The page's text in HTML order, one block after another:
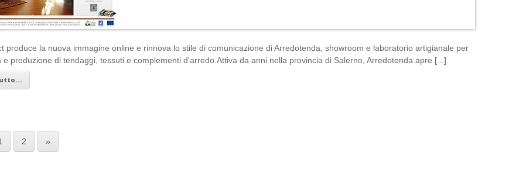
produce la nuova immagine online e rinnova lo stile di comunicazione di Arredotenda, showroom e laboratorio artigianale per
e produzione di tendaggi, tessuti e complementi d'arredo.Attiva da anni nella provincia di Salerno, Arredotenda apre [...]
2 »